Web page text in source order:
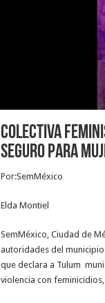
Colectiva
seguro para
Por:SemMéxico
Elda Montiel
SemMéxico, Ciudad de
autoridades del
que declara a Tulum
violencia con